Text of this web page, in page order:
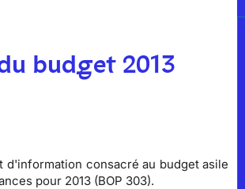
budget 2013
d'information consacré au budget asile
pour 2013 (BOP 303).